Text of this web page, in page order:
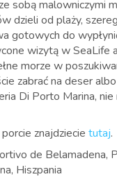
sobą malowniczymi
dzieli od plaży,
gotowych do
wizytą w SeaLife
morze w
zabrać na deser
Di Porto Marina,
znajdziecie tutaj.
de Belamadena,
Hiszpania